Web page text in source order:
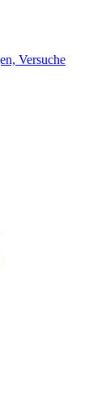
Versuche